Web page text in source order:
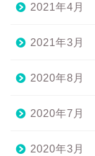
2021年4月
2021年3月
2020年8月
2020年7月
2020年3月